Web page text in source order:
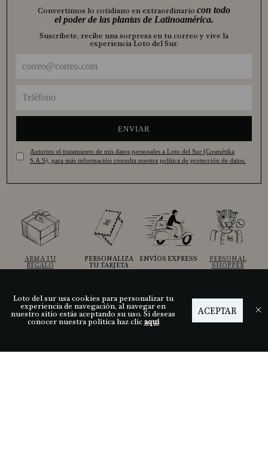
Convertimos lo cotidiano en extraordinario con todo
el poder de las plantas de Latinoamérica.
Suscríbete, recibe una sorpresa en tu correo y vive la
experiencia Loto del Sur.
ENVIAR
Autorizo el tratamiento de mis datos personales a Loto del Sur (Cosmétika
S.A.S), para más información consulta nuestra política de protección de datos.
ARMA TU
REGALO
PERSONALIZA
TU TARJETA
ENVÍOS EXPRESS
PERSONAL
SHOPPER
Ayuda
ACEPTAR
Loto del sur usa cookies para personalizar tu
experiencia de navegación, al navegar en
nuestro sitio estás aceptando su uso. Si deseas
conocer nuestra política haz clicaquí